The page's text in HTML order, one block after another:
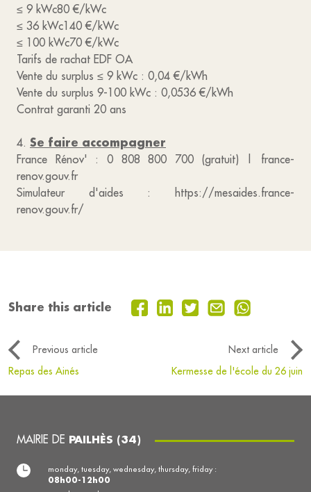
≤ 9 kWc80 €/kWc
≤ 36 kWc140 €/kWc
≤ 100 kWc70 €/kWc
Tarifs de rachat EDF OA
Vente du surplus ≤ 9 kWc : 0,04 €/kWh
Vente du surplus 9-100 kWc : 0,0536 €/kWh
Contrat garanti 20 ans
4. Se faire accompagner
France Rénov' : 0 808 800 700 (gratuit) | france-
renov.gouv.fr
Simulateur d'aides : https://mesaides.france-
renov.gouv.fr/
Share this article
Previous article
Next article
Repas des Ainés
Kermesse de l'école du 26 juin
MAIRIE DE PAILHÈS (34)
monday, tuesday, wednesday, thursday, friday :
08h00-12h00